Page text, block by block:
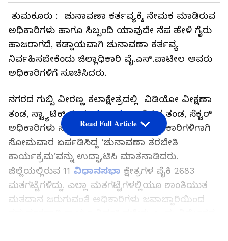
ತುಮಕೂರು : ಚುನಾವಣಾ ಕರ್ತವ್ಯಕ್ಕೆ ನೇಮಕ ಮಾಡಿರುವ
ಅಧಿಕಾರಿಗಳು ಹಾಗೂ ಸಿಬ್ಬಂದಿ ಯಾವುದೇ ನೆಪ ಹೇಳಿ ಗೈರು
ಹಾಜರಾಗದೆ, ಕಡ್ಡಾಯವಾಗಿ ಚುನಾವಣಾ ಕರ್ತವ್ಯ
ನಿರ್ವಹಿಸಬೇಕೆಂದು ಜಿಲ್ಲಾಧಿಕಾರಿ ವೈ.ಎಸ್‌.ಪಾಟೀಲ ಅವರು
ಅಧಿಕಾರಿಗಳಿಗೆ ಸೂಚಿಸಿದರು.
ನಗರದ ಗುಬ್ಬಿ ವೀರಣ್ಣ ಕಲಾಕ್ಷೇತ್ರದಲ್ಲಿ ವಿಡಿಯೋ ವೀಕ್ಷಣಾ
ತಂಡ, ಸ್ಟ್ಯಾಟಿಕ್‌ ತಂಡ,ಚುನಾವಣಾವೆಚ್ಚದ ತಂಡ, ಸೆಕ್ಟರ್‌
ಅಧಿಕಾರಿಗಳು ಸೇರಿದಂತೆ ವಿವಿಧ ಹಂತದ ಅಧಿಕಾರಿಗಳಿಗಾಗಿ
ಸೋಮವಾರ ಏರ್ಪಡಿಸಿದ್ದ ‘ಚುನಾವಣಾ ತರಬೇತಿ
ಕಾರ್ಯಕ್ರಮ’ವನ್ನು ಉದ್ಘಾಟಿಸಿ ಮಾತನಾಡಿದರು.
ಜಿಲ್ಲೆಯಲ್ಲಿರುವ 11 ವಿಧಾನಸಭಾ ಕ್ಷೇತ್ರಗಳ ಪೈಕಿ 2683
ಮತಗಟ್ಟೆಗಳಿದ್ದು, ಎಲ್ಲಾ ಮತಗಟ್ಟೆಗಳಲ್ಲಿಯೂ ಶಾಂತಿಯುತ
ಮತದಾನ ಜರುಗುವಂತೆ ಅಧಿಕಾರಿಗಳು ಜವಾಬ್ದಾರಿಯಿಂದ
Read Full Article